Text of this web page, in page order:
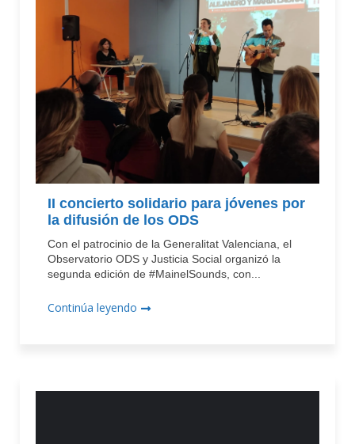
II concierto solidario para jóvenes por
la difusión de los ODS
Con el patrocinio de la Generalitat Valenciana, el
Observatorio ODS y Justicia Social organizó la
segunda edición de #MainelSounds, con...
Continúa leyendo